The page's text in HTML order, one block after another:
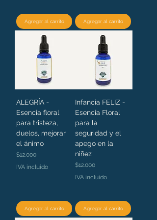
Agregar al carrito Agregar al carrito
ALEGRÍA -
Esencia floral
para tristeza,
duelos, mejorar
el ánimo
Precio
$12.000
IVA incluido
Agregar al carrito
Infancia FELIZ -
Esencia Floral
para la
seguridad y el
apego en la
niñez
Precio
$12.000
IVA incluido
Agregar al carrito